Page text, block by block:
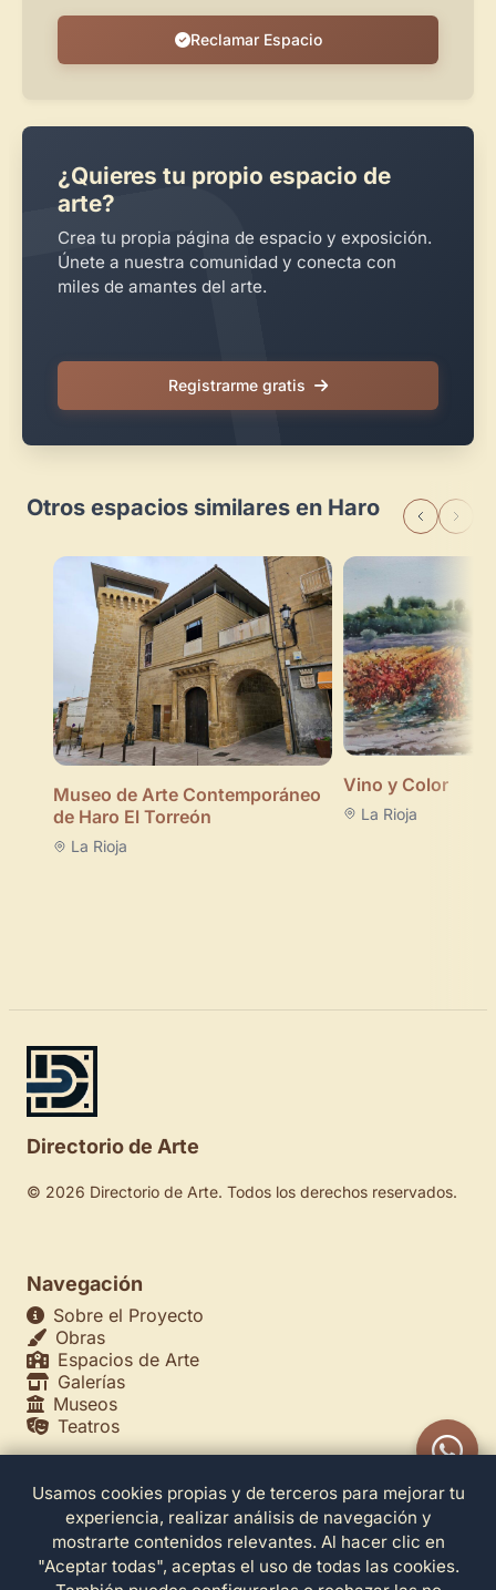
Reclamar Espacio
¿Quieres tu propio espacio de
arte?
Crea tu propia página de espacio y exposición.
Únete a nuestra comunidad y conecta con
miles de amantes del arte.
Registrarme gratis
Otros espacios similares en Haro
Museo de Arte Contemporáneo
de Haro El Torreón
La Rioja
Vino y Color
La Rioja
Directorio de Arte
© 2026 Directorio de Arte. Todos los derechos reservados.
Navegación
Sobre el Proyecto
Obras
Espacios de Arte
Galerías
Museos
Teatros
Legales
Política de Privacidad
Política de Cookies
Configuración de Cookies
Usamos cookies propias y de terceros para mejorar tu
experiencia, realizar análisis de navegación y
mostrarte contenidos relevantes. Al hacer clic en
"Aceptar todas", aceptas el uso de todas las cookies.